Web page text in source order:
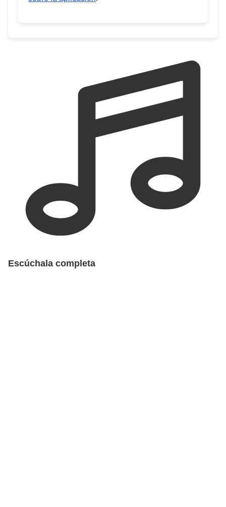
Escúchala completa